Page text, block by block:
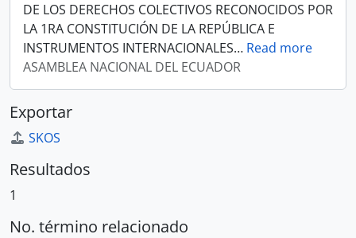
DE LOS DERECHOS COLECTIVOS RECONOCIDOS POR
LA 1RA CONSTITUCIÓN DE LA REPÚBLICA E
INSTRUMENTOS INTERNACIONALES… Read more
ASAMBLEA NACIONAL DEL ECUADOR
Exportar
SKOS
Resultados
1
No. término relacionado